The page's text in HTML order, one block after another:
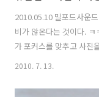
2010.05.10 밀포드사운
비가 않온다는 것이다.
가 포커스를 맞추고 사진
지만.... 내가 탈 배는 그
포드사운드 어드밴쳐" 밀
2010. 7. 13.